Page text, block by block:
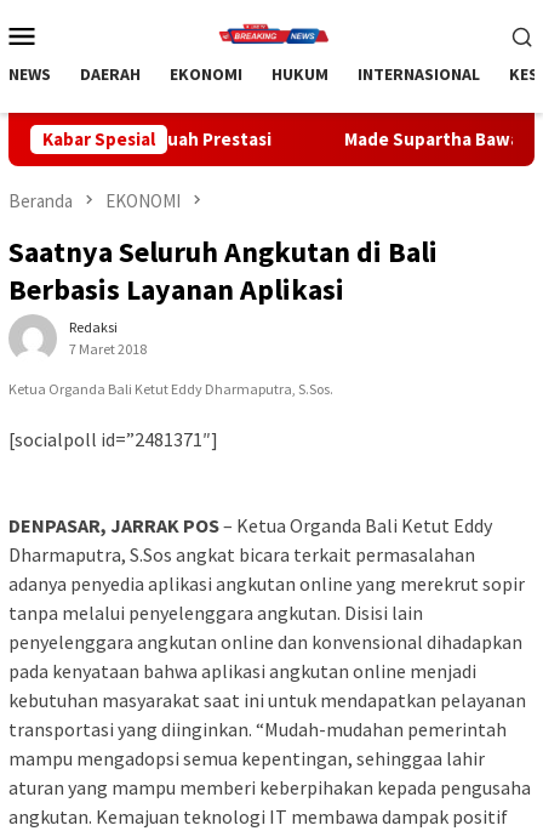
ke
Mobile
NEWS DAERAH EKONOMI HUKUM INTERNASIONAL
Kabar Spesial
Prestasi Made Supartha Bawa Energi Baru ABTI
Beranda EKONOMI
Saatnya Seluruh Angkutan di Bali
Berbasis Layanan Aplikasi
Redaksi
7 Maret 2018
Ketua Organda Bali Ketut Eddy Dharmaputra, S.Sos.
[socialpoll id=”2481371″]
DENPASAR, JARRAK POS– Ketua Organda Bali Ketut Eddy
Dharmaputra, S.Sos angkat bicara terkait permasalahan
adanya penyedia aplikasi angkutan online yang merekrut sopir
tanpa melalui penyelenggara angkutan. Disisi lain
penyelenggara angkutan online dan konvensional dihadapkan
pada kenyataan bahwa aplikasi angkutan online menjadi
kebutuhan masyarakat saat ini untuk mendapatkan pelayanan
transportasi yang diinginkan. “Mudah-mudahan pemerintah
mampu mengadopsi semua kepentingan, sehinggaa lahir
aturan yang mampu memberi keberpihakan kepada pengusaha
angkutan. Kemajuan teknologi IT membawa dampak positif